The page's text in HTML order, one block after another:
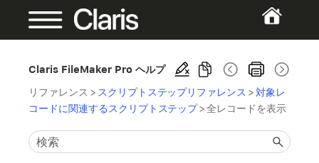
Claris FileMaker Pro ヘルプ
リファレンス > スクリプトステップリファレンス >対象レ
コードに関連するスクリプトステップ>全レコードを表示